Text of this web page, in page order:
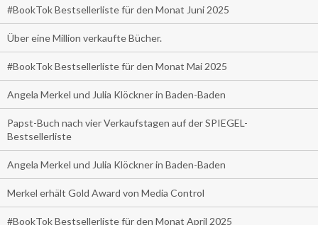
#BookTok Bestsellerliste für den Monat Juni 2025
Über eine Million verkaufte Bücher.
#BookTok Bestsellerliste für den Monat Mai 2025
Angela Merkel und Julia Klöckner in Baden-Baden
Papst-Buch nach vier Verkaufstagen auf der SPIEGEL-
Bestsellerliste
Angela Merkel und Julia Klöckner in Baden-Baden
Merkel erhält Gold Award von Media Control
#BookTok Bestsellerliste für den Monat April 2025